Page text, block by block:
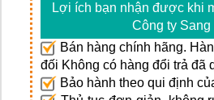
Lợi ích bạn nhận được khi
Công ty Sang
Bán hàng chính hãng.
đối Không có hàng đổi trả đã
Bảo hành theo qui định